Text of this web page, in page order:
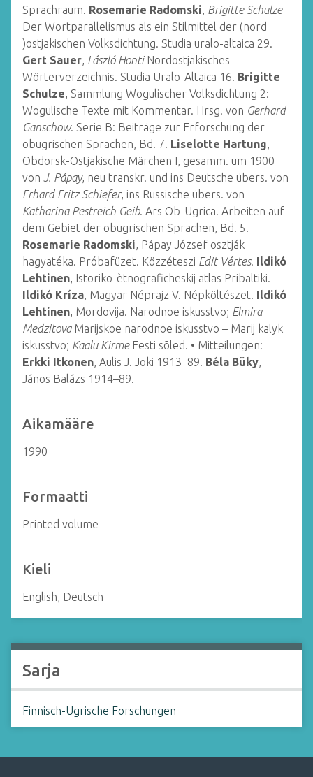
Sprachraum. Rosemarie Radomski Brigitte Schulze
Der Wortparallelismus als ein Stilmittel der (nord
)ostjakischen Volksdichtung. Studia uralo-altaica 29.
Gert Sauer László HontiNordostjakisches
Wörterverzeichnis. Studia Uralo-Altaica 16. Brigitte
Schulze , Sammlung Wogulischer Volksdichtung 2:
Wogulische Texte mit Kommentar. Hrsg. von Gerhard
Ganschow. Serie B: Beiträge zur Erforschung der
obugrischen Sprachen, Bd. 7. Liselotte Hartung
Obdorsk-Ostjakische Märchen I, gesamm. um 1900
von J. Pápay, neu transkr. und ins Deutsche übers. von
Erhard Fritz Schiefer, ins Russische übers. von
Katharina Pestreich-Geib. Ars Ob-Ugrica. Arbeiten auf
dem Gebiet der obugrischen Sprachen, Bd. 5.
Rosemarie Radomski , Pápay József osztják
hagyatéka. Próbafüzet. Közzéteszi Edit Vértes. Ildikó
Lehtinen , Istoriko-ètnograficheskij atlas Pribaltiki.
Ildikó Kríza , Magyar Néprajz V. Népköltészet. Ildikó
Lehtinen , Mordovija. Narodnoe iskusstvo; Elmira
MedzitovaMarijskoe narodnoe iskusstvo – Marij kalyk
iskusstvo; Kaalu KirmeEesti sõled. • Mitteilungen:
Erkki Itkonen , Aulis J. Joki 1913–89. Béla Büky
János Balázs 1914–89.
Aikamääre
1990
Formaatti
Printed volume
Kieli
English, Deutsch
Sarja
Finnisch-Ugrische Forschungen